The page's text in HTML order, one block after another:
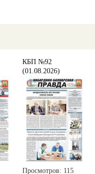
КБП №92
(01.08.2026)
Просмотров: 115